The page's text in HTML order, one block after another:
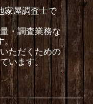
家屋調査士で
・調査業務な
。
ただくための
います。